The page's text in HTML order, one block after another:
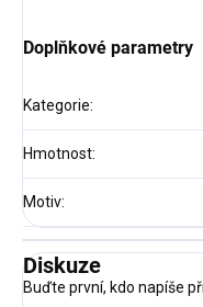
Doplňkové parametry
Kategorie:
Hmotnost:
Motiv:
Diskuze
Buďte první, kdo napíše